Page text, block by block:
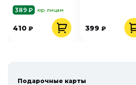
ассортименте
Uviton 0612
389 ₽ юр. лицам
410 ₽ 399 ₽
Подарочные карты